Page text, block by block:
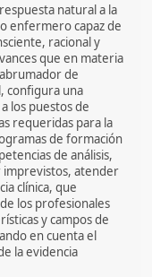
natural a la
enfermero capaz de
racional y
que en materia
de
configura una
los puestos de
requeridas para la
de formación
de análisis,
imprevistos, atender
clínica, que
los profesionales
y campos de
en cuenta el
la evidencia